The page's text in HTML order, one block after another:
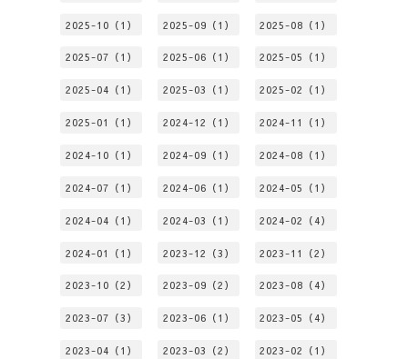
2025-10（1） 2025-09（1） 2025-08（1）
2025-07（1） 2025-06（1） 2025-05（1）
2025-04（1） 2025-03（1） 2025-02（1）
2025-01（1） 2024-12（1） 2024-11（1）
2024-10（1） 2024-09（1） 2024-08（1）
2024-07（1） 2024-06（1） 2024-05（1）
2024-04（1） 2024-03（1） 2024-02（4）
2024-01（1） 2023-12（3） 2023-11（2）
2023-10（2） 2023-09（2） 2023-08（4）
2023-07（3） 2023-06（1） 2023-05（4）
2023-04（1） 2023-03（2） 2023-02（1）